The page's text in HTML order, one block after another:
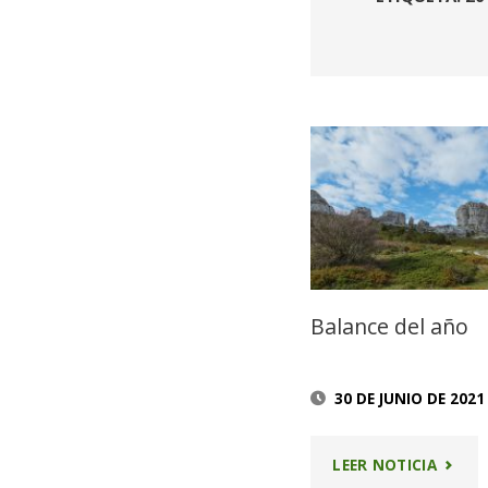
Balance del año
30 DE JUNIO DE 2021
LEER NOTICIA